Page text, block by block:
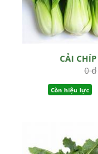
CẢI CHÍP
0 đ
Còn hiệu lực